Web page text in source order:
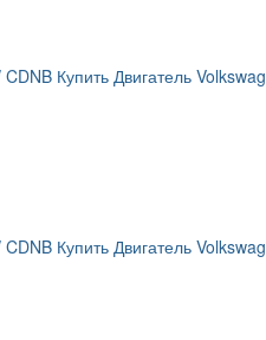
Купить Двигатель
Купить Двигатель